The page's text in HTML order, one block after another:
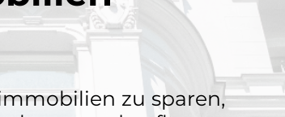
zu sparen,